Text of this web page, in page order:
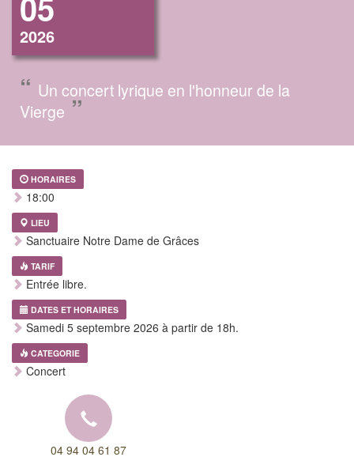
2026
“ Un concert lyrique en l'honneur de la
Vierge ”
HORAIRES
18:00
LIEU
Sanctuaire Notre Dame de Grâces
TARIF
Entrée libre.
DATES ET HORAIRES
Samedi 5 septembre 2026 à partir de 18h.
CATEGORIE
Concert
04 94 04 61 87